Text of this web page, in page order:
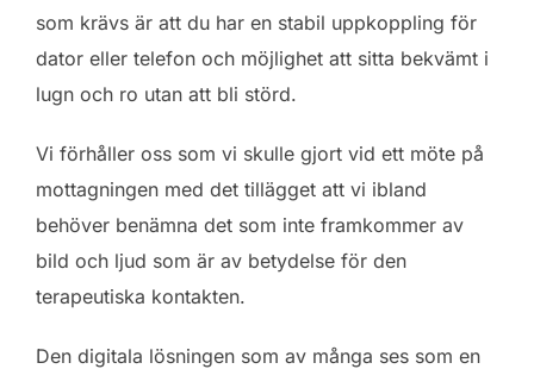
som krävs är att du har en stabil uppkoppling för
dator eller telefon och möjlighet att sitta bekvämt i
lugn och ro utan att bli störd.
Vi förhåller oss som vi skulle gjort vid ett möte på
mottagningen med det tillägget att vi ibland
behöver benämna det som inte framkommer av
bild och ljud som är av betydelse för den
terapeutiska kontakten.
Den digitala lösningen som av många ses som en